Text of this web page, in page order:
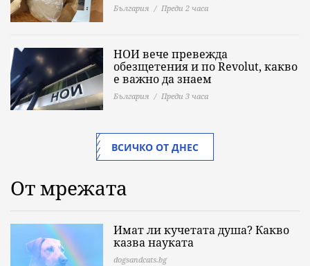
България Преди 2 часа
НОИ вече превежда
обезщетения и по Revolut, какво
е важно да знаeм
България Преди 3 часа
ВСИЧКО ОТ ДНЕС
От мрежата
Имат ли кучетата душа? Какво
казва науката
dogsandcats.bg